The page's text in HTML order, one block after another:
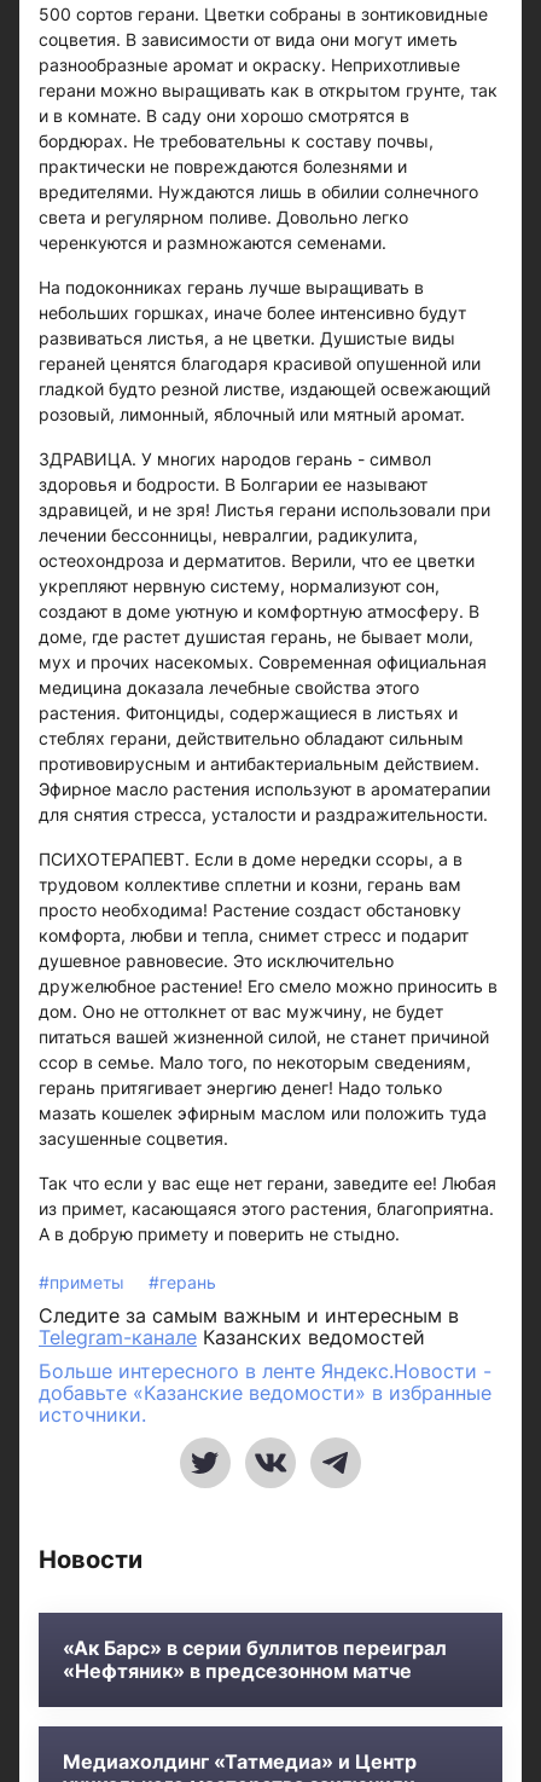
500 сортов герани. Цветки собраны в зонтиковидные
соцветия. В зависимости от вида они могут иметь
разнообразные аромат и окраску. Неприхотливые
герани можно выращивать как в открытом грунте, так
и в комнате. В саду они хорошо смотрятся в
бордюрах. Не требовательны к составу почвы,
практически не повреждаются болезнями и
вредителями. Нуждаются лишь в обилии солнечного
света и регулярном поливе. Довольно легко
черенкуются и размножаются семенами.
На подоконниках герань лучше выращивать в
небольших горшках, иначе более интенсивно будут
развиваться листья, а не цветки. Душистые виды
гераней ценятся благодаря красивой опушенной или
гладкой будто резной листве, издающей освежающий
розовый, лимонный, яблочный или мятный аромат.
ЗДРАВИЦА. У многих народов герань - символ
здоровья и бодрости. В Болгарии ее называют
здравицей, и не зря! Листья герани использовали при
лечении бессонницы, невралгии, радикулита,
остеохондроза и дерматитов. Верили, что ее цветки
укрепляют нервную систему, нормализуют сон,
создают в доме уютную и комфортную атмосферу. В
доме, где растет душистая герань, не бывает моли,
мух и прочих насекомых. Современная официальная
медицина доказала лечебные свойства этого
растения. Фитонциды, содержащиеся в листьях и
стеблях герани, действительно обладают сильным
противовирусным и антибактериальным действием.
Эфирное масло растения используют в ароматерапии
для снятия стресса, усталости и раздражительности.
ПСИХОТЕРАПЕВТ. Если в доме нередки ссоры, а в
трудовом коллективе сплетни и козни, герань вам
просто необходима! Растение создаст обстановку
комфорта, любви и тепла, снимет стресс и подарит
душевное равновесие. Это исключительно
дружелюбное растение! Его смело можно приносить в
дом. Оно не оттолкнет от вас мужчину, не будет
питаться вашей жизненной силой, не станет причиной
ссор в семье. Мало того, по некоторым сведениям,
герань притягивает энергию денег! Надо только
мазать кошелек эфирным маслом или положить туда
засушенные соцветия.
Так что если у вас еще нет герани, заведите ее! Любая
из примет, касающаяся этого растения, благоприятна.
А в добрую примету и поверить не стыдно.
#приметы #герань
Следите за самым важным и интересным в
Telegram-канале Казанских ведомостей
Больше интересного в ленте Яндекс.Новости -
добавьте «Казанские ведомости» в избранные
источники.
Новости
«Ак Барс» в серии буллитов переиграл
«Нефтяник» в предсезонном матче
Медиахолдинг «Татмедиа» и Центр